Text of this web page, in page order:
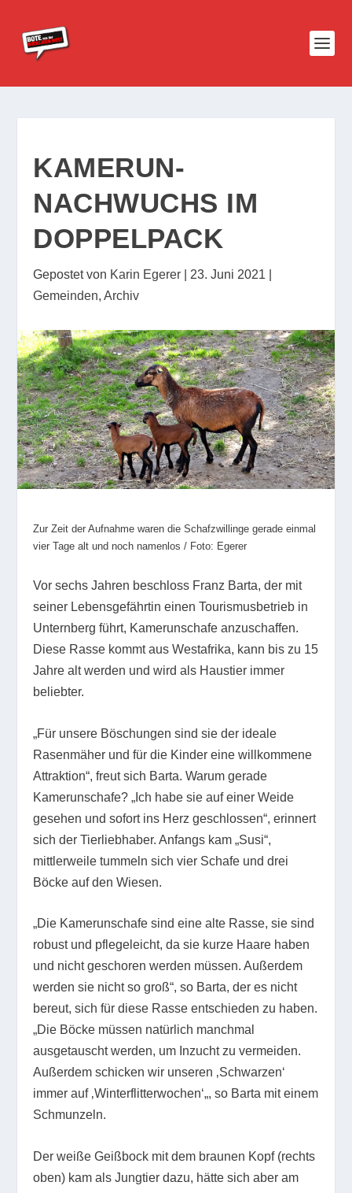
KAMERUN-
NACHWUCHS IM
DOPPELPACK
Gepostet von Karin Egerer 23. Juni 2021
Gemeinden,Archiv
Zur Zeit der Aufnahme waren die Schafzwillinge gerade einmal
vier Tage alt und noch namenlos / Foto: Egerer
Vor sechs Jahren beschloss Franz Barta, der mit
seiner Lebensgefährtin einen Tourismusbetrieb in
Unternberg führt, Kamerunschafe anzuschaffen.
Diese Rasse kommt aus Westafrika, kann bis zu 15
Jahre alt werden und wird als Haustier immer
beliebter.
„Für unsere Böschungen sind sie der ideale
Rasenmäher und für die Kinder eine willkommene
Attraktion“, freut sich Barta. Warum gerade
Kamerunschafe? „Ich habe sie auf einer Weide
gesehen und sofort ins Herz geschlossen“, erinnert
sich der Tierliebhaber. Anfangs kam „Susi“,
mittlerweile tummeln sich vier Schafe und drei
Böcke auf den Wiesen.
„Die Kamerunschafe sind eine alte Rasse, sie sind
robust und pflegeleicht, da sie kurze Haare haben
und nicht geschoren werden müssen. Außerdem
werden sie nicht so groß“, so Barta, der es nicht
bereut, sich für diese Rasse entschieden zu haben.
„Die Böcke müssen natürlich manchmal
ausgetauscht werden, um Inzucht zu vermeiden.
Außerdem schicken wir unseren ‚Schwarzen‘
immer auf ‚Winterflitterwochen‘„, so Barta mit einem
Schmunzeln.
Der weiße Geißbock mit dem braunen Kopf (rechts
oben) kam als Jungtier dazu, hätte sich aber am